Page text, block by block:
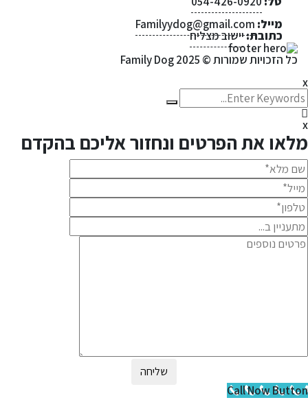
מייל:Familyydog@gmail.com
כתובת:יישוב מצליח
כל הזכויות שמורות © 2025 Family Dog
את הפרטים ונחזור אליכם בהקדם
שליחה
Call Now